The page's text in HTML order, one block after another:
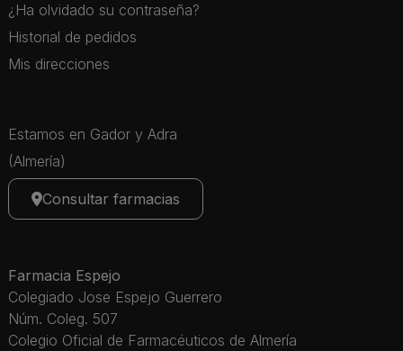
¿Ha olvidado su contraseña?
Historial de pedidos
Mis direcciones
Estamos en Gador y Adra
(Almería)
Consultar farmacias
Farmacia Espejo
Colegiado Jose Espejo Guerrero
Núm. Coleg. 507
Colegio Oficial de Farmacéuticos de Almería